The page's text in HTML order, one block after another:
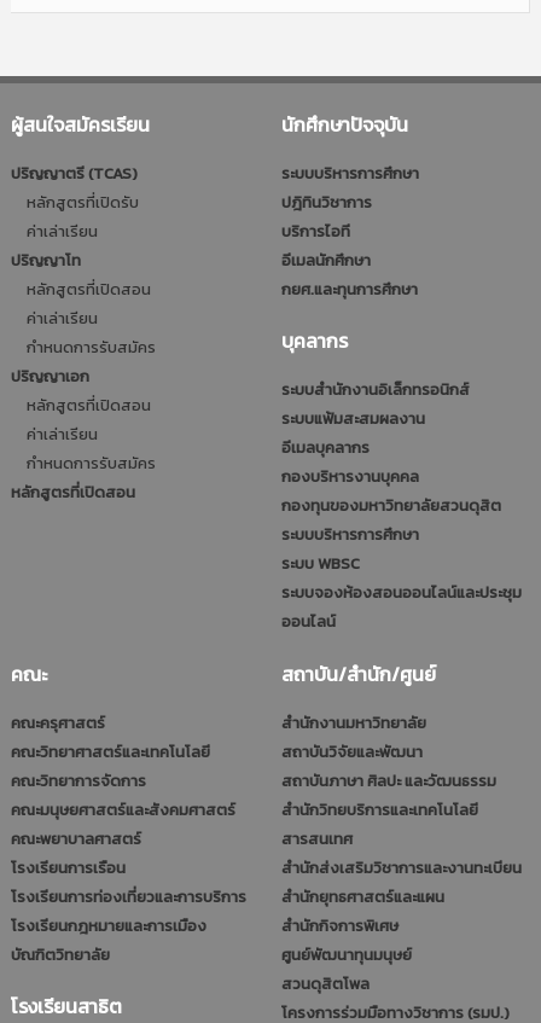
ผู้สนใจสมัครเรียน
ปริญญาตรี (TCAS)
หลักสูตรที่เปิดรับ
ค่าเล่าเรียน
ปริญญาโท
หลักสูตรที่เปิดสอน
ค่าเล่าเรียน
กำหนดการรับสมัคร
ปริญญาเอก
หลักสูตรที่เปิดสอน
ค่าเล่าเรียน
กำหนดการรับสมัคร
หลักสูตรที่เปิดสอน
นักศึกษาปัจจุบัน
ระบบบริหารการศึกษา
ปฎิทินวิชาการ
บริการไอที
อีเมลนักศึกษา
กยศ.และทุนการศึกษา
บุคลากร
ระบบสำนักงานอิเล็กทรอนิกส์
ระบบแฟ้มสะสมผลงาน
อีเมลบุคลากร
กองบริหารงานบุคคล
กองทุนของมหาวิทยาลัยสวนดุสิต
ระบบบริหารการศึกษา
ระบบ WBSC
ระบบจองห้องสอนออนไลน์และประชุม
ออนไลน์
คณะ
คณะครุศาสตร์
คณะวิทยาศาสตร์และเทคโนโลยี
คณะวิทยาการจัดการ
คณะมนุษยศาสตร์และสังคมศาสตร์
คณะพยาบาลศาสตร์
โรงเรียนการเรือน
โรงเรียนการท่องเที่ยวและการบริการ
โรงเรียนกฎหมายและการเมือง
บัณฑิตวิทยาลัย
โรงเรียนสาธิต
สถาบัน/สำนัก/ศูนย์
สำนักงานมหาวิทยาลัย
สถาบันวิจัยและพัฒนา
สถาบันภาษา ศิลปะ และวัฒนธรรม
สำนักวิทยบริการและเทคโนโลยี
สารสนเทศ
สำนักส่งเสริมวิชาการและงานทะเบียน
สำนักยุทธศาสตร์และแผน
สำนักกิจการพิเศษ
ศูนย์พัฒนาทุนมนุษย์
สวนดุสิตโพล
โครงการร่วมมือทางวิชาการ (รมป.)